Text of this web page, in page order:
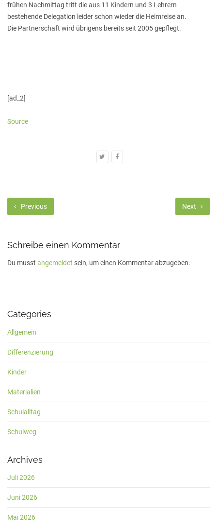
frühen Nachmittag tritt die aus 11 Kindern und 3 Lehrern
bestehende Delegation leider schon wieder die Heimreise an.
Die Partnerschaft wird übrigens bereits seit 2005 gepflegt.
[ad_2]
Source
Previous Next
Schreibe einen Kommentar
Du musst angemeldet sein, um einen Kommentar abzugeben.
Categories
Allgemein
Differenzierung
Kinder
Materialien
Schulalltag
Schulweg
Archives
Juli 2026
Juni 2026
Mai 2026